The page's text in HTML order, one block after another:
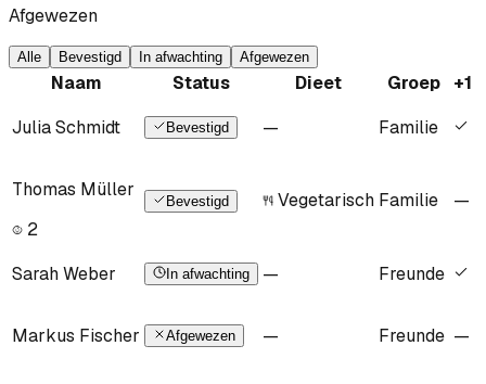
Afgewezen
Alle Bevestigd In afwachting Afgewezen
Naam Status Dieet Groep
+1
Julia Schmidt
Bevestigd — Familie
Thomas Müller
2
Bevestigd Vegetarisch Familie —
Sarah Weber In afwachting — Freunde
Markus Fischer Afgewezen — Freunde —